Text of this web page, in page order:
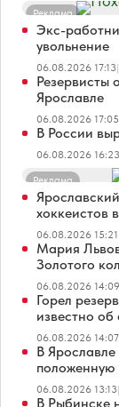
Реклама
Экс-
увольнение
06.08.2026 17:13|
Резервисты
Ярославле
06.08.2026 17:05
В России
06.08.2026 16:23
Реклама
хоккеистов
06.08.2026 15:21
Мария
Золотого
06.08.2026 14:09
Горел
известно
06.08.2026 14:07
В Ярославле
положенную
06.08.2026 13:13|
В Рыбинске